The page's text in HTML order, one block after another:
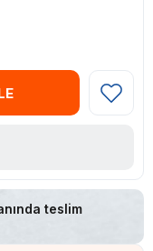
teslim